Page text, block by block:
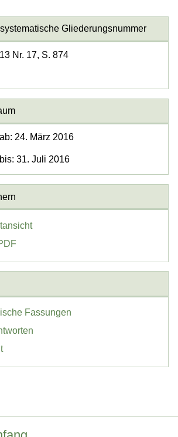
Gliederungsnummer
Nr. 17, S. 874
24. März 2016
31. Juli 2016
Fassungen